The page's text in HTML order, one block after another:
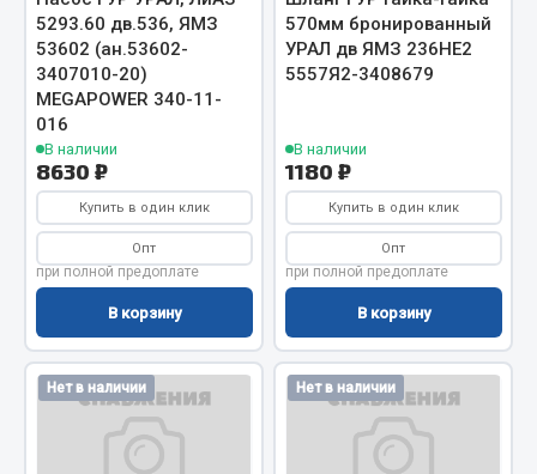
Весь раздел
Цепи подъёмные
Весь раздел
РТИ
Манжеты
Паронит
5293.60 дв.536, ЯМЗ
53602 (ан.53602-
3407010-20)
MEGAPOWER 340-11-
016
В наличии
8630 ₽
Купить в один клик
Опт
при полной предоплате
В корзину
570мм бронированный
УРАЛ дв ЯМЗ 236НЕ2
5557Я2-3408679
В наличии
1180 ₽
Купить в один клик
Опт
при полной предоплате
В корзину
Нет в наличии Нет в наличии